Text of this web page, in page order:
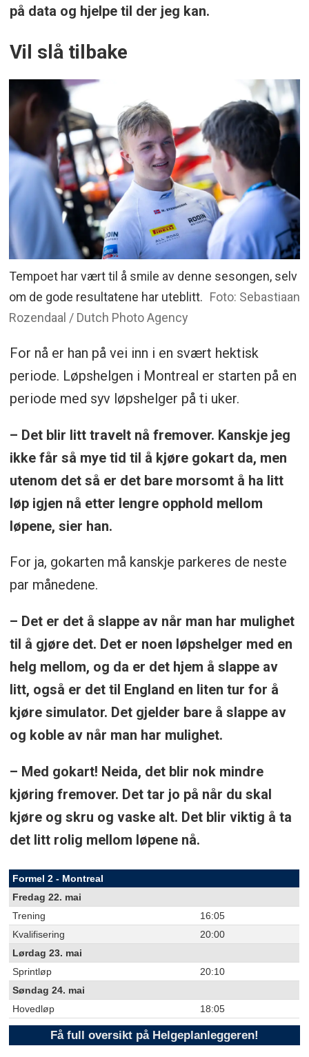
på data og hjelpe til der jeg kan.
Vil slå tilbake
Tempoet har vært til å smile av denne sesongen, selv
om de gode resultatene har uteblitt. Foto: Sebastiaan
Rozendaal / Dutch Photo Agency
For nå er han på vei inn i en svært hektisk
periode. Løpshelgen i Montreal er starten på en
periode med syv løpshelger på ti uker.
– Det blir litt travelt nå fremover. Kanskje jeg
ikke får så mye tid til å kjøre gokart da, men
utenom det så er det bare morsomt å ha litt
løp igjen nå etter lengre opphold mellom
løpene, sier han.
For ja, gokarten må kanskje parkeres de neste
par månedene.
– Det er det å slappe av når man har mulighet
til å gjøre det. Det er noen løpshelger med en
helg mellom, og da er det hjem å slappe av
litt, også er det til England en liten tur for å
kjøre simulator. Det gjelder bare å slappe av
og koble av når man har mulighet.
– Med gokart! Neida, det blir nok mindre
kjøring fremover. Det tar jo på når du skal
kjøre og skru og vaske alt. Det blir viktig å ta
det litt rolig mellom løpene nå.
Formel 2 - Montreal
Fredag 22. mai
Trening
16:05
Kvalifisering
20:00
Lørdag 23. mai
Sprintløp
20:10
Søndag 24. mai
Hovedløp
18:05
Få full oversikt på Helgeplanleggeren!